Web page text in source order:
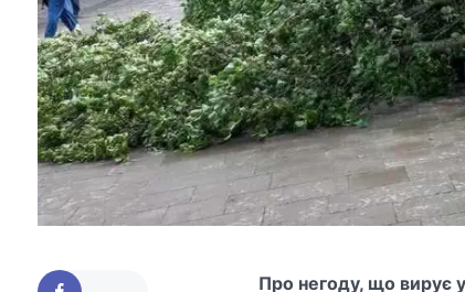
Про негоду, що вирує